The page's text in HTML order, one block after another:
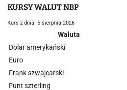
KURSY WALUT NBP
Kurs z dnia: 5 sierpnia 2026
Waluta
Dolar amerykański
Euro
Frank szwajcarski
Funt szterling